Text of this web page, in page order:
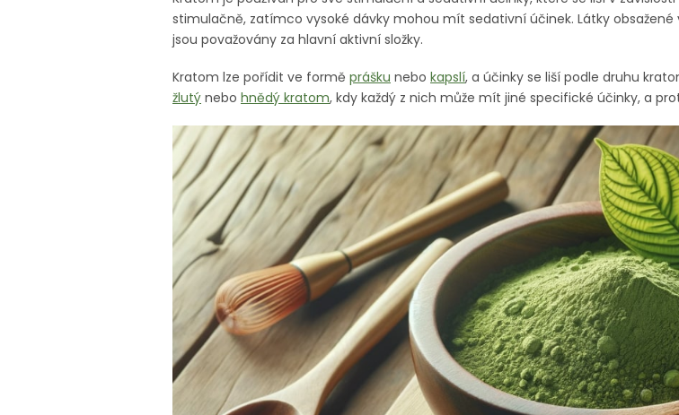
stimulačně, zatímco vysoké dávky mohou mít sedativní účinek. Látky
jsou považovány za hlavní aktivní složky.
Kratom lze pořídit ve formě prášku nebo kapslí, a účinky se liší podle druhu
žlutý nebo hnědý kratom, kdy každý z nich může mít jiné specifické účinky, a